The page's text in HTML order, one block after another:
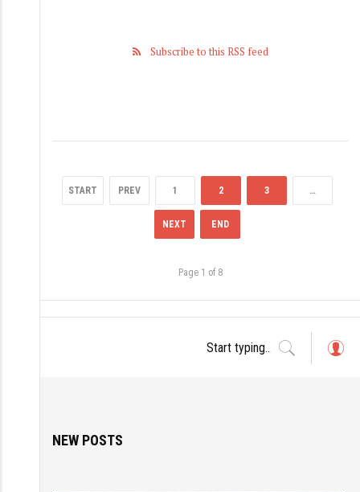
Subscribe to this RSS feed
START PREV 1 2 3 …
NEXT END
Page 1 of 8
NEW POSTS